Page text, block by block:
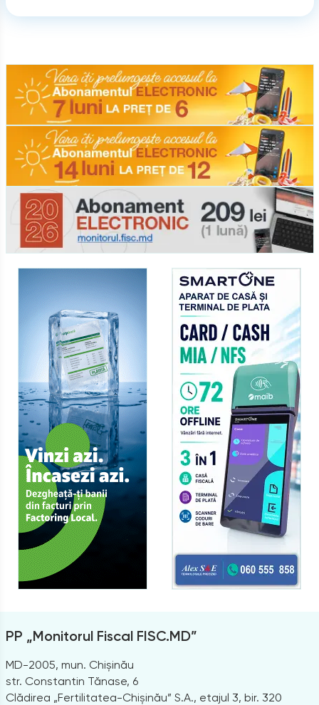
PP „Monitorul Fiscal FISC.MD”
MD-2005, mun. Chișinău
str. Constantin Tănase, 6
Clădirea „Fertilitatea-Chișinău” S.A., etajul 3, bir. 320